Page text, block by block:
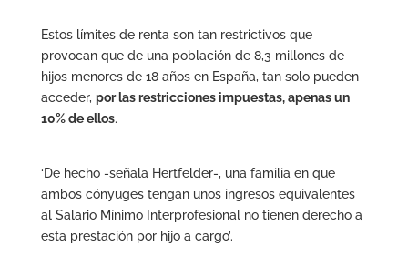
Estos límites de renta son tan restrictivos que
provocan que de una población de 8,3 millones de
hijos menores de 18 años en España, tan solo pueden
acceder, por las restricciones impuestas, apenas un
10% de ellos.
‘De hecho -señala Hertfelder-, una familia en que
ambos cónyuges tengan unos ingresos equivalentes
al Salario Mínimo Interprofesional no tienen derecho a
esta prestación por hijo a cargo’.